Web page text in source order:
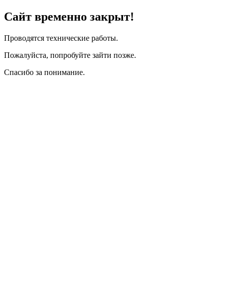
Сайт временно закрыт!
Проводятся технические работы.
Пожалуйста, попробуйте зайти позже.
Спасибо за понимание.